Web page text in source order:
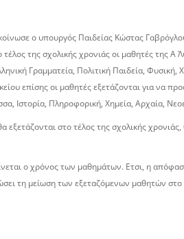
ο υπουργός Παιδείας Κώστας
της σχολικής χρονιάς οι μαθητές της Α΄
Γραμματεία, Πολιτική Παιδεία, Φυσική,
επίσης οι μαθητές εξετάζονται για να
Ιστορία, Πληροφορική, Χημεία, Αρχαία,
στο τέλος της σχολικής
ο χρόνος των μαθημάτων. Ετσι, η
τη μείωση των εξεταζόμενων μαθητών